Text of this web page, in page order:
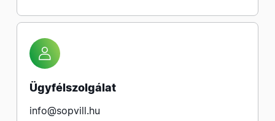
Ügyfélszolgálat
info@sopvill.hu